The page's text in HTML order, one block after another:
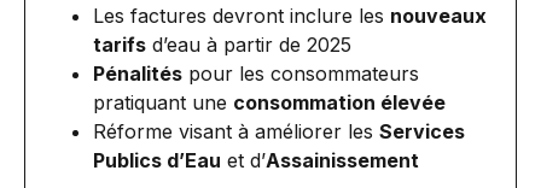
Les factures devront inclure les nouveaux
tarifs d’eau à partir de 2025
Pénalités pour les consommateurs
pratiquant une consommation élevée
Réforme visant à améliorer les Services
Publics d’Eau et d’Assainissement